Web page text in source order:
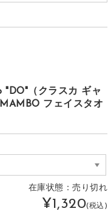
（クラスカ ギャ
フェイスタオ
在庫状態： 売り切れ
¥1,320(税込)